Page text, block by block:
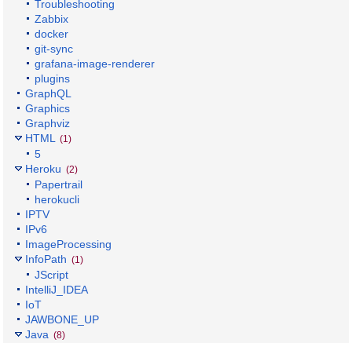
Troubleshooting
Zabbix
docker
git-sync
grafana-image-renderer
plugins
GraphQL
Graphics
Graphviz
HTML
(1)
5
Heroku (2)
Papertrail
herokucli
IPTV
IPv6
ImageProcessing
InfoPath (1)
JScript
IntelliJ_IDEA
IoT
JAWBONE_UP
Java (8)